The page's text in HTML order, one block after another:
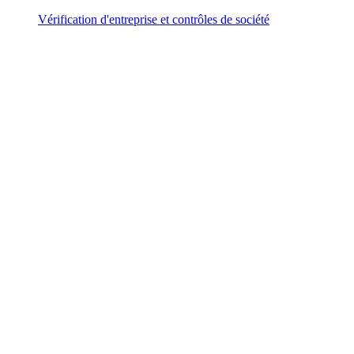
Vérification d'entreprise et contrôles de société